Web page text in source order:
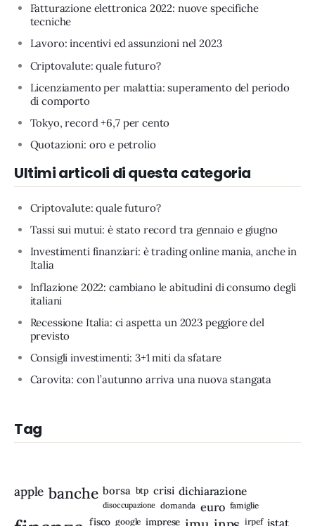
Fatturazione elettronica 2022: nuove specifiche
tecniche
Lavoro: incentivi ed assunzioni nel 2023
Criptovalute: quale futuro?
Licenziamento per malattia: superamento del periodo
di comporto
Tokyo, record +6,7 per cento
Quotazioni: oro e petrolio
Ultimi articoli di questa categoria
Criptovalute: quale futuro?
Tassi sui mutui: è stato record tra gennaio e giugno
Investimenti finanziari: è trading online mania, anche in
Italia
Inflazione 2022: cambiano le abitudini di consumo degli
italiani
Recessione Italia: ci aspetta un 2023 peggiore del
previsto
Consigli investimenti: 3+1 miti da sfatare
Carovita: con l’autunno arriva una nuova stangata
Tag
apple banche borsa btp crisi dichiarazione
disoccupazione domanda euro famiglie
fisco google imprese irpef istat